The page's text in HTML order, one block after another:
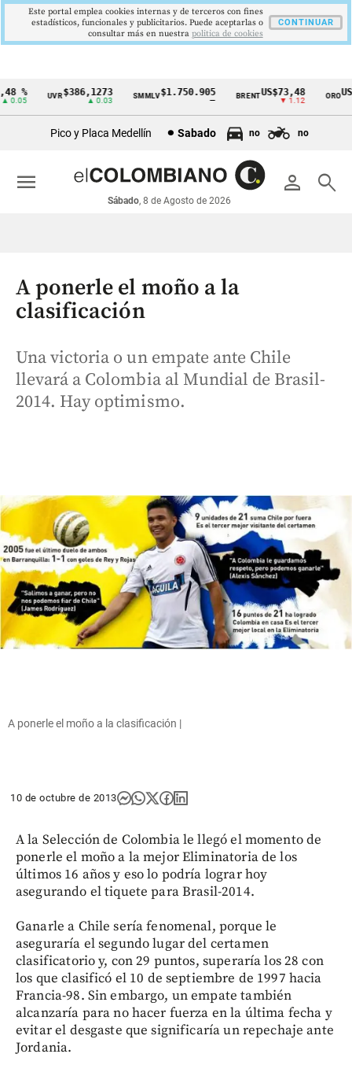
Cintillo
económicos
Colombia
% UVR$386,1273
▲ 0.03
SMMLV$1.750.905 BRENTUS$73,48
▼ 1.12
ORO
Pico y Placa Medellín Sabado no no
person search
Sábado, 8 de Agosto de 2026
menu
A ponerle el moño a la
clasificación
Una victoria o un empate ante Chile
llevará a Colombia al Mundial de Brasil-
2014. Hay optimismo.
A ponerle el moño a la clasificación |
10 de octubre de 2013
A la Selección de Colombia le llegó el momento de
ponerle el moño a la mejor Eliminatoria de los
últimos 16 años y eso lo podría lograr hoy
asegurando el tiquete para Brasil-2014.
Ganarle a Chile sería fenomenal, porque le
aseguraría el segundo lugar del certamen
clasificatorio y, con 29 puntos, superaría los 28 con
los que clasificó el 10 de septiembre de 1997 hacia
Francia-98. Sin embargo, un empate también
alcanzaría para no hacer fuerza en la última fecha y
evitar el desgaste que significaría un repechaje ante
Jordania.
Este portal emplea cookies internas y de terceros con fines
estadísticos, funcionales y publicitarios. Puede aceptarlas o
consultar más en nuestra politica de cookies
CONTINUAR